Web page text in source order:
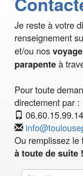
Je reste à votre
renseignement
et/ou nos
parapenteà
Pour toute
directement par :
06.60.15.99.14
Ou remplissez le
à toute de suite !